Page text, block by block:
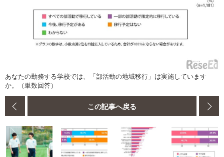
あなたの勤務する学校では、「部活動の地域移行」は実施しています
か。（単数回答）
この記事へ戻る